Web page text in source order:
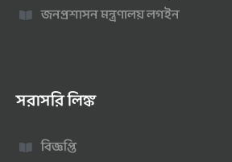
জনপ্রশাসন মন্ত্রণালয় লগইন
সরাসরি লিঙ্ক
বিজ্ঞপ্তি